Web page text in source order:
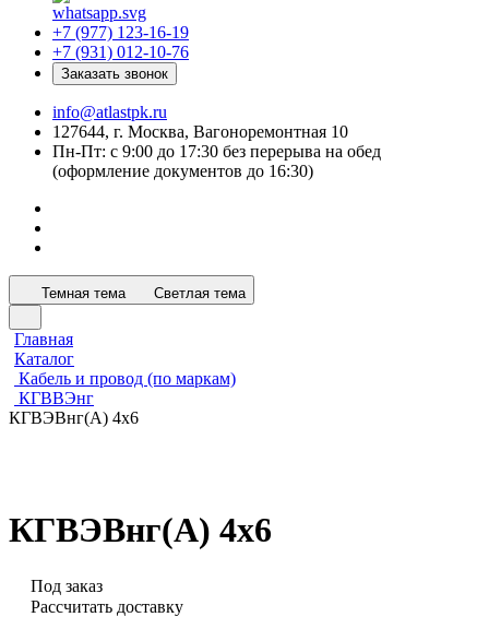
+7 (977) 123-16-19
+7 (931) 012-10-76
Заказать звонок
info@atlastpk.ru
127644, г. Москва, Вагоноремонтная 10
Пн-Пт: с 9:00 до 17:30 без перерыва на обед
(оформление документов до 16:30)
Темная тема Светлая тема
Главная
Каталог
Кабель и провод (по маркам)
КГВВЭнг
КГВЭВнг(А) 4х6
КГВЭВнг(А) 4х6
Под заказ
Рассчитать доставку